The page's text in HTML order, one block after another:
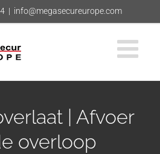
| info@megasecureurope.com
| Afvoer
overloop